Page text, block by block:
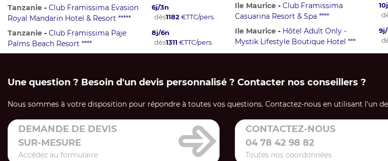
Tanzanie - Club Framissima Evasion
Royal Mandarin Hotel & Resort *****
6j/3n
dès1182€TTC/pers.
Tanzanie - Club Framissima Paje
Palms Beach Resort ****
8j/6n
dès1311 €TTC/pers.
Ile Maurice - Club Framissima
Casuarina Resort & Spa ****
10
Ile Maurice - Hôtel Adult Only -
Mystik Lifestyle Boutique Hotel ***
9j/
Une question ? Besoin d'un devis personnalisé ? Contacter nos conseillers ?
Nous sommes à votre disposition pour répondre à toutes vos questions. Contactez-nous en utilisant l'un
DEMANDE DE DEVIS
SUR-MESURE
Accédez au formulaire
CONTACTEZ-NOUS
04 78 42 98 82
Toutes nos coordonnées